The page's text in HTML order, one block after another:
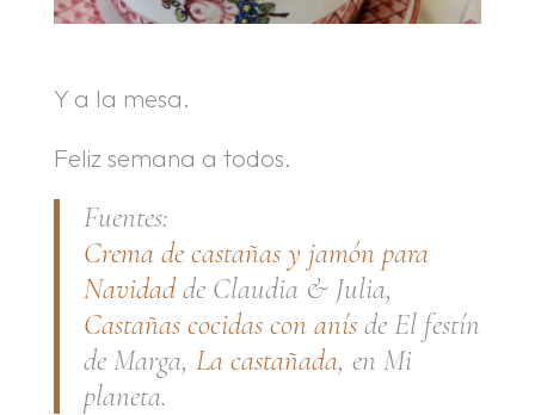
Y a la mesa.
Feliz semana a todos.
Fuentes:
Crema de castañas y jamón para
Navidadde Claudia & Julia,
Castañas cocidas con anís de El festín
de Marga, La castañada, en Mi
planeta.